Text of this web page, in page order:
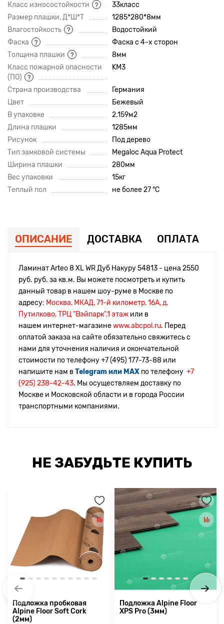
Класс износостойкости ?
33класс
Размер плашки, Д*Ш*Т
1285*280*8мм
Влагостойкость
?
Водостойкий
Фаска
?
Фаска с 4-х сторон
Толщина плашки
?
8мм
Класс пожарной опасности
(ПО)
?
KM3
Страна производства
Германия
Цвет
Бежевый
В упаковке
2.159м2
Длина плашки
1285мм
Рисунок
Под дерево
Тип замковой системы
Megaloc Aqua Protect
Ширина плашки
280мм
Вес упаковки
15кг
Теплый пол
не более 27 °C
ОПИСАНИЕ ДОСТАВКА ОПЛАТА
Ламинат Arteo 8 XL WR Дуб Накуру 54813 - цена 2550
руб. руб. за кв.м. Вы можете посмотреть и купить
данный товар в нашем шоу-руме в Москве по
адресу: Москва, МКАД, 71-й километр, 16А, д.
Путилково, ТРЦ "Вэйпарк",1 этаж или в
нашем интернет-магазинеwww.abcpol.ru. Перед
оплатой заказа на сайте обязательно свяжитесь с
нами для уточнения наличия и окончательной
стоимости по телефону+7 (495) 177-73-88 или
напишите нам в Telegram или MAX по телефону +7
(925) 238-42-43. Мы осуществляем доставку по
Москве и Московской области и в города России
транспортными компаниями.
НЕ ЗАБУДЬТЕ КУПИТЬ
Подложка пробковая
Alpine Floor Soft Cork
(2мм)
Подложка Alpine Floor
XPS Pro (3мм)